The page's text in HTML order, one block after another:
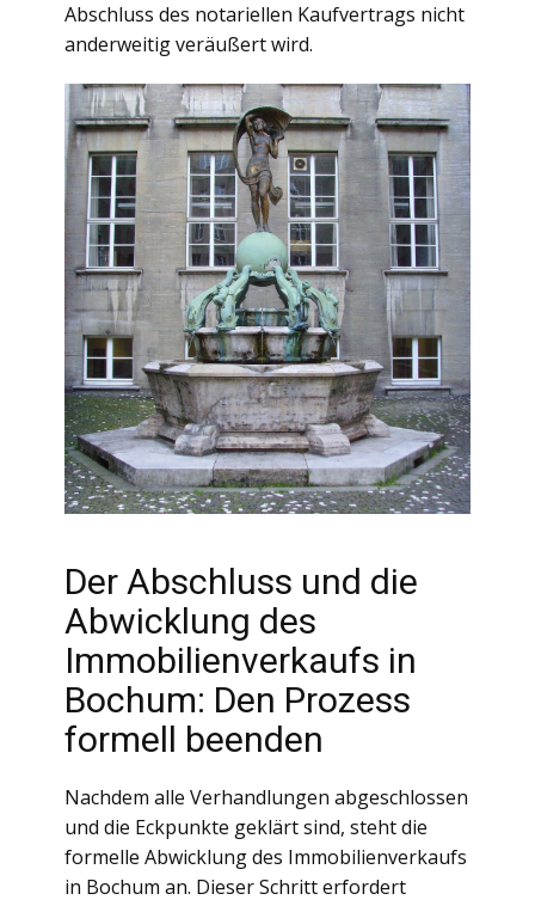
Abschluss des notariellen Kaufvertrags nicht
anderweitig veräußert wird.
Der Abschluss und die
Abwicklung des
Immobilienverkaufs in
Bochum: Den Prozess
formell beenden
Nachdem alle Verhandlungen abgeschlossen
und die Eckpunkte geklärt sind, steht die
formelle Abwicklung des Immobilienverkaufs
in Bochum an. Dieser Schritt erfordert